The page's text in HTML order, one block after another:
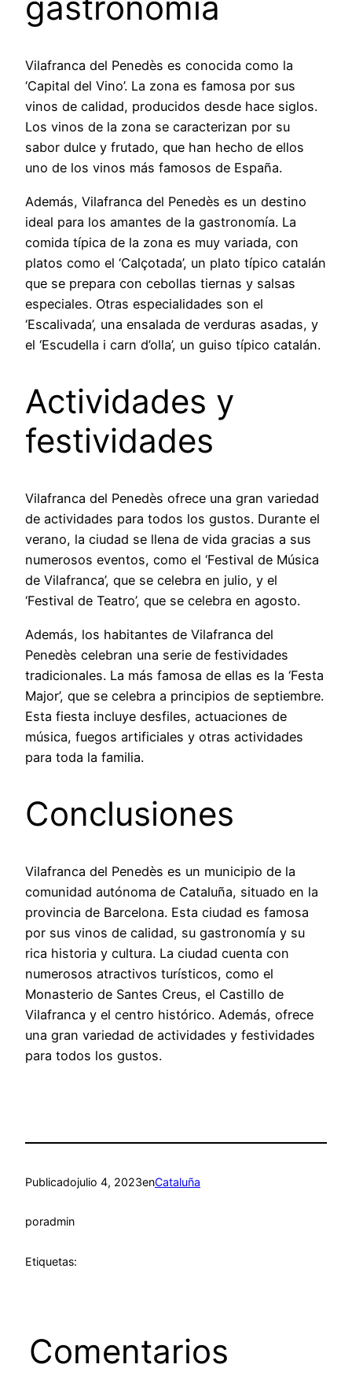
Vilafranca del Penedès es conocida como la
‘Capital del Vino’. La zona es famosa por sus
vinos de calidad, producidos desde hace siglos.
Los vinos de la zona se caracterizan por su
sabor dulce y frutado, que han hecho de ellos
uno de los vinos más famosos de España.
Además, Vilafranca del Penedès es un destino
ideal para los amantes de la gastronomía. La
comida típica de la zona es muy variada, con
platos como el ‘Calçotada’, un plato típico catalán
que se prepara con cebollas tiernas y salsas
especiales. Otras especialidades son el
‘Escalivada’, una ensalada de verduras asadas, y
el ‘Escudella i carn d’olla’, un guiso típico catalán.
Actividades y
festividades
Vilafranca del Penedès ofrece una gran variedad
de actividades para todos los gustos. Durante el
verano, la ciudad se llena de vida gracias a sus
numerosos eventos, como el ‘Festival de Música
de Vilafranca’, que se celebra en julio, y el
‘Festival de Teatro’, que se celebra en agosto.
Además, los habitantes de Vilafranca del
Penedès celebran una serie de festividades
tradicionales. La más famosa de ellas es la ‘Festa
Major’, que se celebra a principios de septiembre.
Esta fiesta incluye desfiles, actuaciones de
música, fuegos artificiales y otras actividades
para toda la familia.
Conclusiones
Vilafranca del Penedès es un municipio de la
comunidad autónoma de Cataluña, situado en la
provincia de Barcelona. Esta ciudad es famosa
por sus vinos de calidad, su gastronomía y su
rica historia y cultura. La ciudad cuenta con
numerosos atractivos turísticos, como el
Monasterio de Santes Creus, el Castillo de
Vilafranca y el centro histórico. Además, ofrece
una gran variedad de actividades y festividades
para todos los gustos.
Publicadojulio 4, 2023enCataluña
poradmin
Etiquetas:
Comentarios